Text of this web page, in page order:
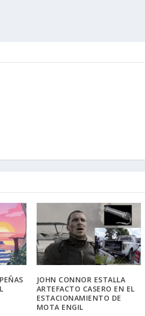
JOHN CONNOR ESTALLA
ARTEFACTO CASERO EN EL
ESTACIONAMIENTO DE
MOTA ENGIL